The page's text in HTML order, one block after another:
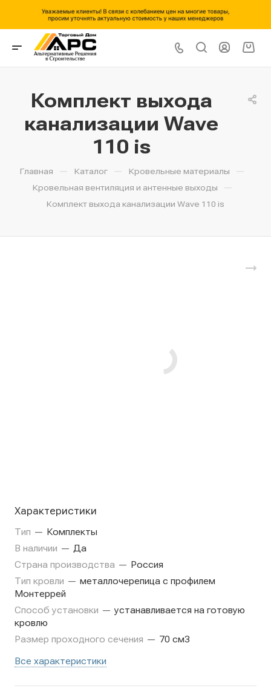
Комплект выхода
канализации Wave
110 is
Главная — Каталог — Кровельные материалы —
Кровельная вентиляция и антенные выходы —
Комплект выхода канализации Wave 110 is
Характеристики
Тип — Комплекты
В наличии — Да
Страна производства — Россия
Тип кровли — металлочерепица с профилем
Монтеррей
Способ установки — устанавливается на готовую
кровлю
Размер проходного сечения — 70 см3
Все характеристики